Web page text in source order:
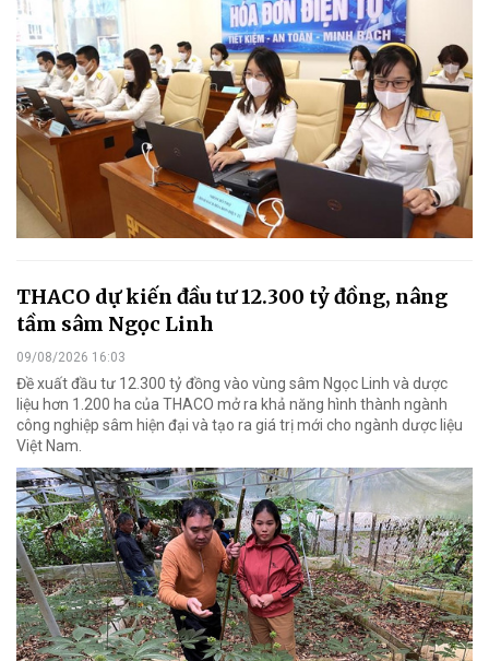
THACO dự kiến đầu tư 12.300 tỷ đồng, nâng
tầm sâm Ngọc Linh
09/08/2026 16:03
Đề xuất đầu tư 12.300 tỷ đồng vào vùng sâm Ngọc Linh và dược
liệu hơn 1.200 ha của THACO mở ra khả năng hình thành ngành
công nghiệp sâm hiện đại và tạo ra giá trị mới cho ngành dược liệu
Việt Nam.